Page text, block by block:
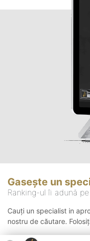
Gasește un
Ranking-ul îi adună
Cauți un specialist in
nostru de căutare.